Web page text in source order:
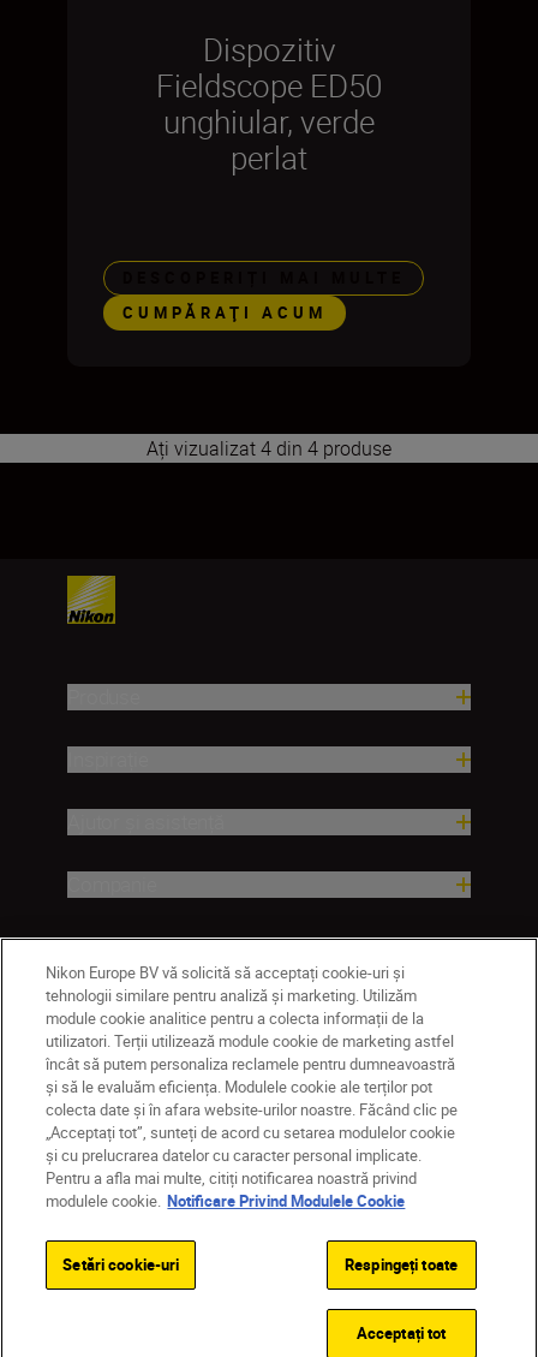
Dispozitiv
Fieldscope ED50
unghiular, verde
perlat
CUMPĂRAŢI ACUM
Ați vizualizat 4 din 4 produse
RO Nikon Sites
Contactaţi-ne
Politică de confidențialitate
Termeni de utilizare
Notificare privind modulele cookie
Setări cookie
© 2026 Nikon
Back to top
Nikon Europe BV vă solicită să acceptați cookie-uri și
tehnologii similare pentru analiză și marketing. Utilizăm
module cookie analitice pentru a colecta informații de la
utilizatori. Terții utilizează module cookie de marketing astfel
încât să putem personaliza reclamele pentru dumneavoastră
și să le evaluăm eficiența. Modulele cookie ale terților pot
colecta date și în afara website-urilor noastre. Făcând clic pe
„Acceptați tot”, sunteți de acord cu setarea modulelor cookie
și cu prelucrarea datelor cu caracter personal implicate.
Pentru a afla mai multe, citiți notificarea noastră privind
modulele cookie. Notificare Privind Modulele Cookie
Setări cookie-uri Respingeți toate
Acceptați tot